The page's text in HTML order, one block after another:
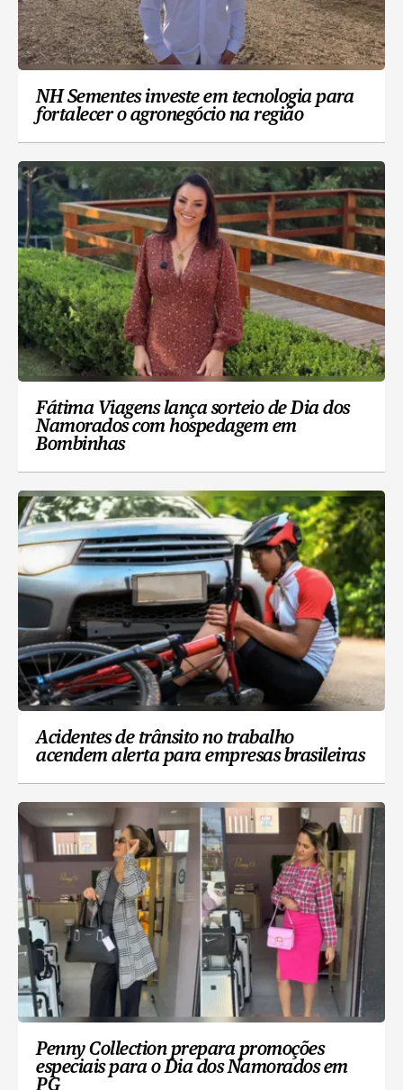
NH Sementes investe em tecnologia para
fortalecer o agronegócio na região
Fátima Viagens lança sorteio de Dia dos
Namorados com hospedagem em
Bombinhas
Acidentes de trânsito no trabalho
acendem alerta para empresas brasileiras
Penny Collection prepara promoções
especiais para o Dia dos Namorados em
PG